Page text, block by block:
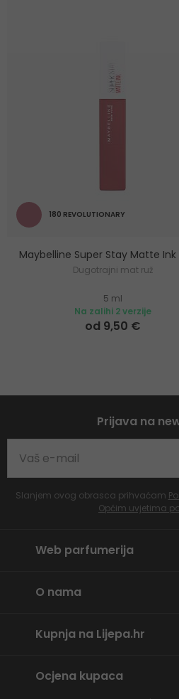
180 REVOLUTIONARY
Maybelline Super Stay Matte Ink
Dugotrajni mat ruž
5 ml
Na zalihi 2 verzije
od 9,50 €
Prijava na
Slanjem ovog obrasca prihvaćam
Općim uvjetima
Web parfumerija
O nama
Kupnja na Lijepa.hr
Ocjena kupaca